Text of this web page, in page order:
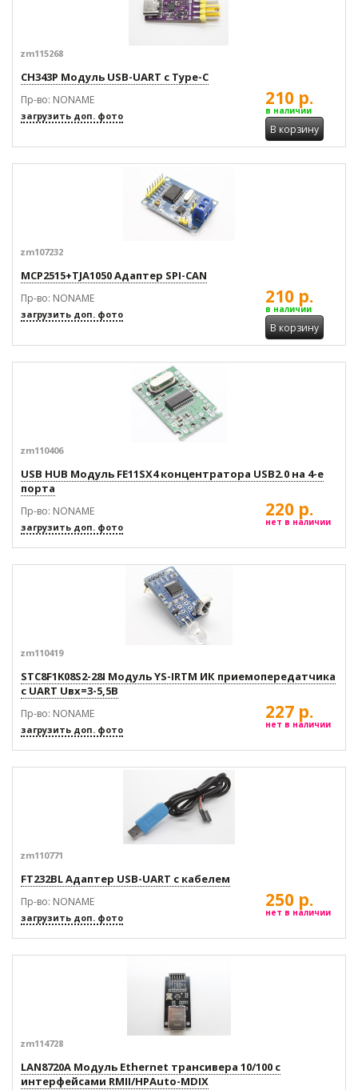
zm115268
CH343P Модуль USB-UART с Type-C
Пр-во: NONAME
загрузить доп. фото
210 р.
в наличии
В корзину
zm107232
MCP2515+TJA1050 Адаптер SPI-CAN
Пр-во: NONAME
загрузить доп. фото
210 р.
в наличии
В корзину
zm110406
USB HUB Модуль FE11SX4 концентратора USB2.0 на 4-е
порта
Пр-во: NONAME
загрузить доп. фото
220 р.
нет в наличии
zm110419
STC8F1K08S2-28I Модуль YS-IRTM ИК приемопередатчика
с UART Uвх=3-5,5В
Пр-во: NONAME
загрузить доп. фото
227 р.
нет в наличии
zm110771
FT232BL Адаптер USB-UART с кабелем
Пр-во: NONAME
загрузить доп. фото
250 р.
нет в наличии
zm114728
LAN8720A Модуль Ethernet трансивера 10/100 с
интерфейсами RMII/HPAuto-MDIX